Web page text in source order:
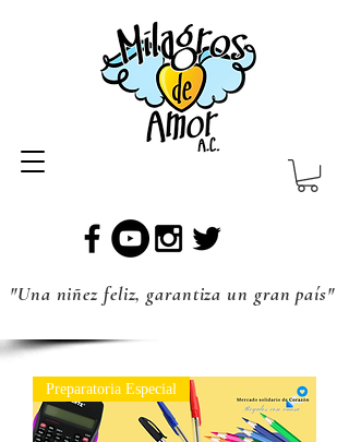
"Una niñez feliz, garantiza un gran país"
Preparatoria Especial